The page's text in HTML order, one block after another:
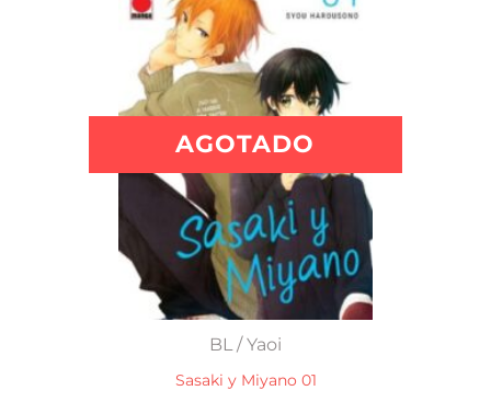
AGOTADO
BL / Yaoi
Sasaki y Miyano 01